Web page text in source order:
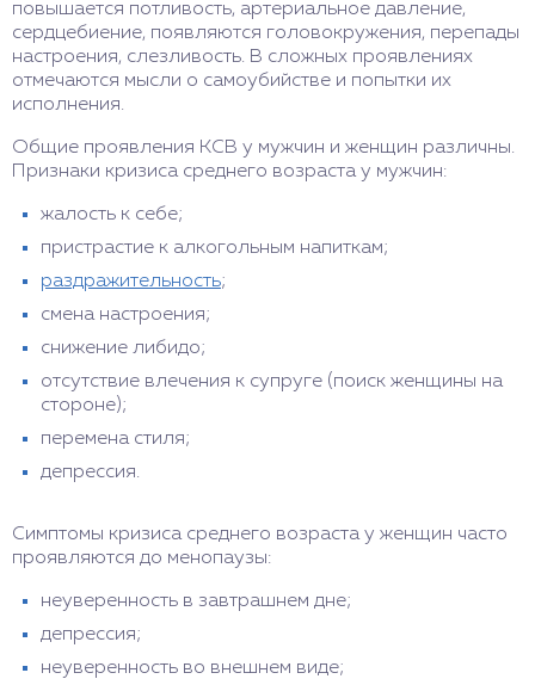
повышается потливость, артериальное давление,
сердцебиение, появляются головокружения, перепады
настроения, слезливость. В сложных проявлениях
отмечаются мысли о самоубийстве и попытки их
исполнения.
Общие проявления КСВ у мужчин и женщин различны.
Признаки кризиса среднего возраста у мужчин:
жалость к себе;
пристрастие к алкогольным напиткам;
раздражительность;
смена настроения;
снижение либидо;
отсутствие влечения к супруге (поиск женщины на
стороне);
перемена стиля;
депрессия.
Симптомы кризиса среднего возраста у женщин часто
проявляются до менопаузы:
неуверенность в завтрашнем дне;
депрессия;
неуверенность во внешнем виде;